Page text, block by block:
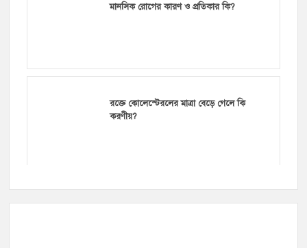
মানসিক রোগের কারণ ও প্রতিকার কি?
রক্তে কোলেস্টেরলের মাত্রা বেড়ে গেলে কি
করণীয়?